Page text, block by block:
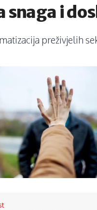
snaga i
preživjelih